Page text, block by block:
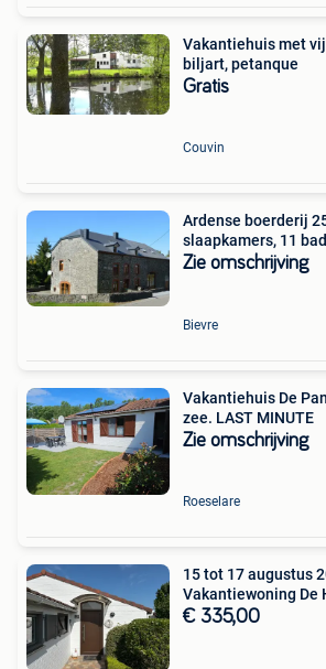
Vakantiehuis met
biljart, petanque
Gratis
Couvin
Ardense boerderij
slaapkamers, 11
Zie omschrijving
Bievre
Vakantiehuis De
zee. LAST MINUTE
Zie omschrijving
Roeselare
15 tot 17 augustus 2026
Vakantiewoning De
€ 335,00